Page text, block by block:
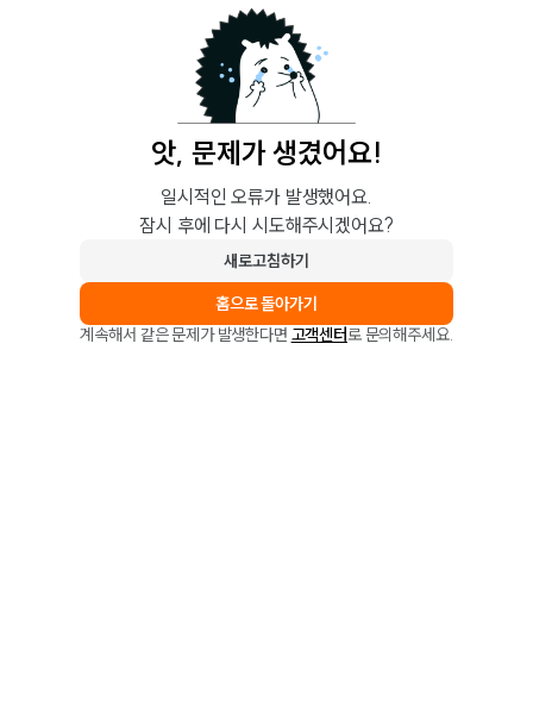
앗, 문제가 생겼어요!
일시적인 오류가 발생했어요.
잠시 후에 다시 시도해주시겠어요?
새로고침하기
홈으로 돌아가기
계속해서 같은 문제가 발생한다면 고객센터로 문의해주세요.